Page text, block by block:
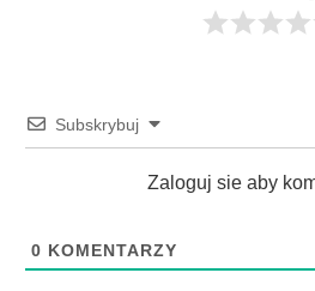
Subskrybuj
Zaloguj sie aby
0 KOMENTARZY